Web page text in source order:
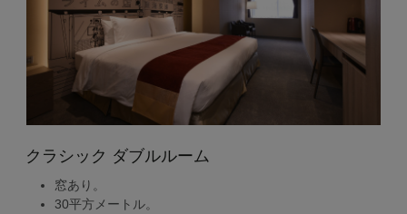
クラシック ダブルルーム
窓あり。
30平方メートル。